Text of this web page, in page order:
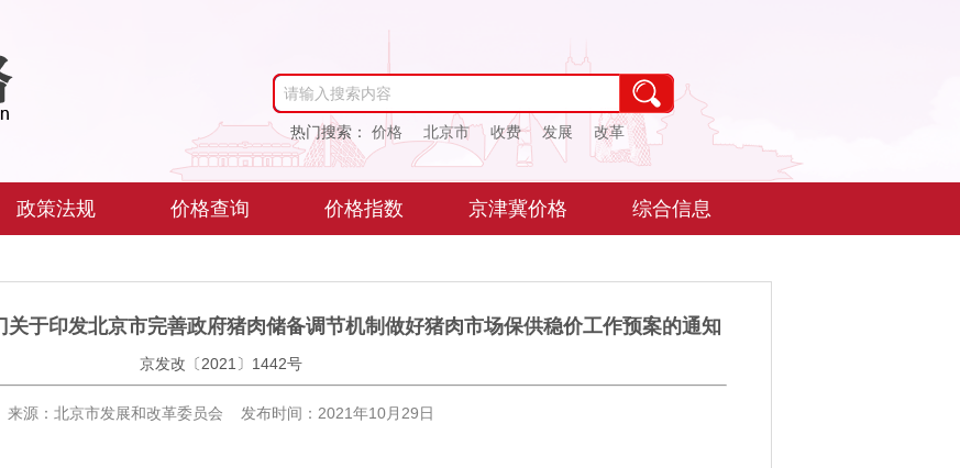
请输入搜索内容
热门搜索： 价格 北京市 收费 发展 改革
政策法规 价格查询 价格指数 京津冀价格 综合信息
于印发北京市完善政府猪肉储备调节机制做好猪肉市场保供稳价工作预案的通知
京发改〔2021〕1442号
来源：北京市发展和改革委员会 发布时间：2021年10月29日